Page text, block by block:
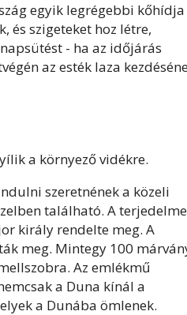
egyik legrégebbi kőhídja
és szigeteket hoz létre,
- ha az időjárás
az esték laza
a környező vidékre.
szeretnének a közeli
található. A
király rendelte meg. A
meg. Mintegy 100
Az emlékmű
a Duna kínál a
a Dunába ömlenek.